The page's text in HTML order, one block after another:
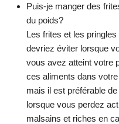
Puis-je manger des
du poids?
Les frites et les
devriez éviter lorsque
vous avez atteint votre
ces aliments dans
mais il est préférable
lorsque vous perdez
malsains et riches en